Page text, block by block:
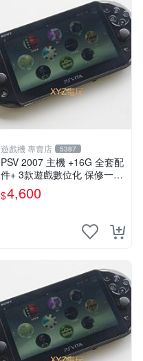
遊戲機 專賣店 5387
PSV 2007 主機 +16G 全套配
件+ 3款遊戲數位化 保修一年
品質有保障
$4,600